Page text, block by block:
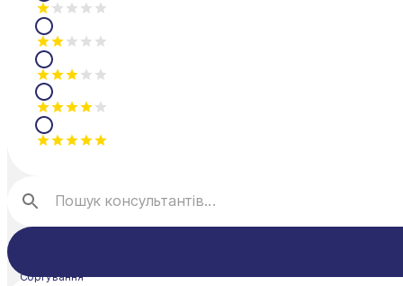
Рівне
Суми
Ужгород
Харків
Чернівці
Шостка
Сортування